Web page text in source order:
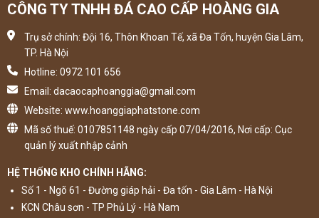
CÔNG TY TNHH ĐÁ CAO CẤP HOÀNG GIA
Trụ sở chính: Đội 16, Thôn Khoan Tế, xã Đa Tốn, huyện Gia Lâm,
TP. Hà Nội
Hotline: 0972 101 656
Email: dacaocaphoanggia@gmail.com
Website: www.hoanggiaphatstone.com
Mã số thuế: 0107851148 ngày cấp 07/04/2016, Nơi cấp: Cục
quản lý xuất nhập cảnh
HỆ THỐNG KHO CHÍNH HÃNG:
Số 1 - Ngõ 61 - Đường giáp hải - Đa tốn - Gia Lâm - Hà Nội
KCN Châu sơn - TP Phủ Lý - Hà Nam